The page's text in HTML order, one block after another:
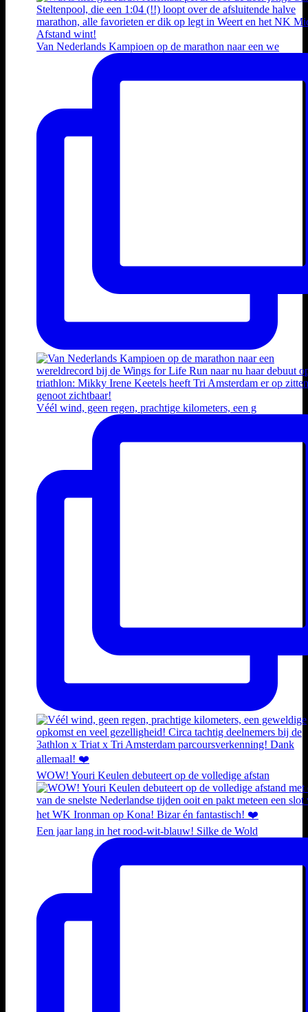
Van Nederlands Kampioen op de marathon naar een we
Véél wind, geen regen, prachtige kilometers, een g
WOW! Youri Keulen debuteert op de volledige afstan
Een jaar lang in het rood-wit-blauw! Silke de Wold